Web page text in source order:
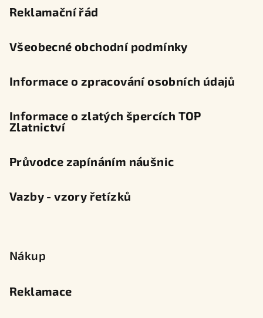
Reklamační řád
Všeobecné obchodní podmínky
Informace o zpracování osobních údajů
Informace o zlatých špercích TOP
Zlatnictví
Průvodce zapínáním náušnic
Vazby - vzory řetízků
Nákup
Reklamace